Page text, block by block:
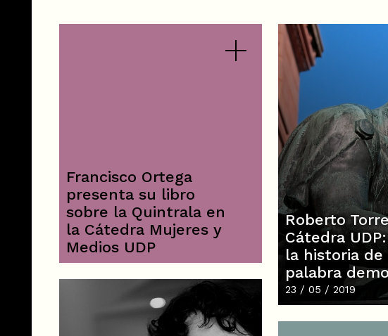
Francisco Ortega
presenta su libro
sobre la Quintrala en
la Cátedra Mujeres y
Medios UDP
Roberto
Cátedra
la historia de
palabra
23 / 05 / 2019